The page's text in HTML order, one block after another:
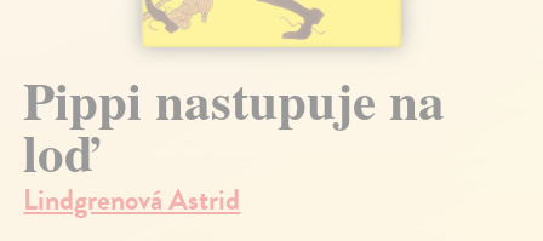
Pippi nastupuje na
loď
Lindgrenová Astrid